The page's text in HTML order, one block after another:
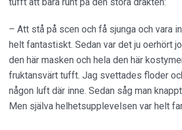
– Att stå på scen och få sjunga och vara
helt fantastiskt. Sedan var det ju oerhört
den här masken och hela den här
fruktansvärt tufft. Jag svettades floder
någon luft där inne. Sedan såg man
Men själva helhetsupplevelsen var helt